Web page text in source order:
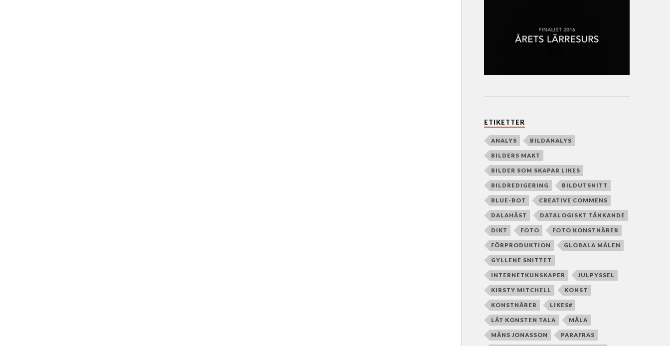
ETIKETTER
ANALYS BILDANALYS
BILDERS MAKT
BILDER SOM SKAPAR LIKES
BILDREDIGERING BILDUTSNITT
BLUE-BOT CREATIVE COMMENS
DALAHÄST DATALOGISKT TÄNKANDE
DIKT FOTO FOTO KONSTNÄRER
FÖRPRODUKTION GLOBALA MÅLEN
GYLLENE SNITTET
INTERNETKUNSKAPER JULPYSSEL
KIRSTY MITCHELL KONST
KONSTNÄRER LIKES#
LÅT KONSTEN TALA MÅLA
MÅNS JONASSON PARAFRAS